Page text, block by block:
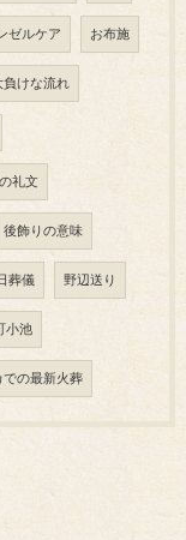
ゼルケア お布施
負けな流れ
礼文
後飾りの意味
葬儀 野辺送り
小池
での最新火葬